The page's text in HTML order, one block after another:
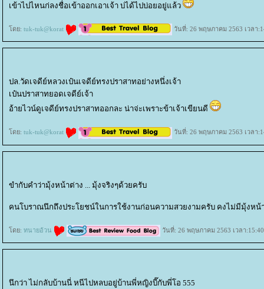
เข้าไปไหนก่ลงชื่อเข้าออกเอาเจ้า บ่ได้ไปบ่อยอยู่แล้ว
ดย: tuk-tuk@korat วันที่: 26 พฤษภาคม 2563 เวลา
ปล.วัดเจดีย์หลวงเป๋นเจดีย์ทรงปราสาทอย่างหนึ่งเจ้า
เป๋นปราสาทยอดเจดีย์เจ้า
อ้ายไวน์ดูเจดีย์ทรงปราสาทออกละ น่าจ่ะเพราะข้าเจ้าเขียนดี
ดย: tuk-tuk@korat วันที่: 26 พฤษภาคม 2563 เวลา
ขำกับคำว่ามุ้งหน้าต่าง ... มุ้งจริงๆด้วยครับ
คนโบราณนึกถึงประโยชน์ในการใช้งานก่อนความสวยงามครับ คงไม่มีมุ้งหน้
ดย: ทนายอ้วน วันที่: 26 พฤษภาคม 2563 เวลา
นึกว่า ไม่กลับบ้านนี่ หนีไปหลบอยู่บ้านพี่หญิงบี๊กับพี่โอ 555